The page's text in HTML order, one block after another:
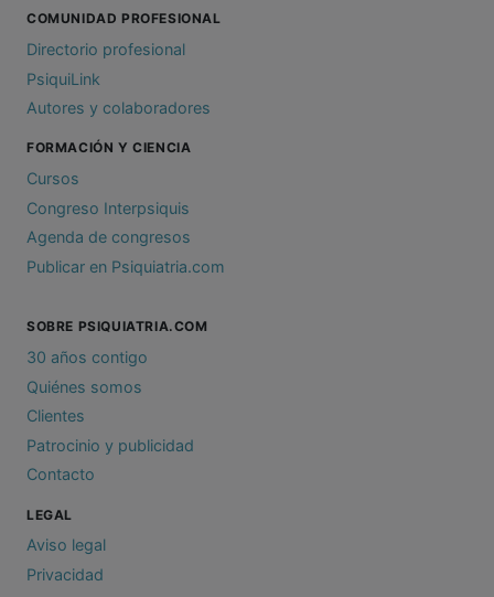
COMUNIDAD PROFESIONAL
Directorio profesional
PsiquiLink
Autores y colaboradores
FORMACIÓN Y CIENCIA
Cursos
Congreso Interpsiquis
Agenda de congresos
Publicar en Psiquiatria.com
SOBRE PSIQUIATRIA.COM
30 años contigo
Quiénes somos
Clientes
Patrocinio y publicidad
Contacto
LEGAL
Aviso legal
Privacidad